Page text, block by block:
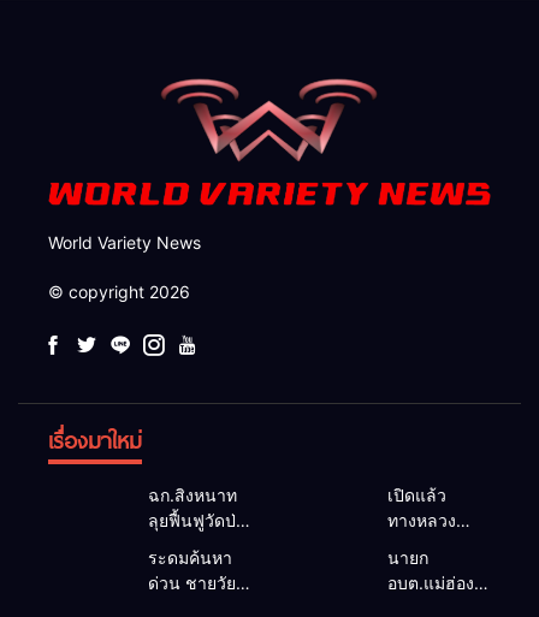
World Variety News
© copyright 2026
เรื่องมาใหม่
ฉก.สิงหนาท
ลุยฟื้นฟูวัดป่า
ถ้ำวัว ระดม
กำลังเคลียร์
ใต้สะพาน
เปิดแล้ว
ทางหลวง
ตามปกติ หลัง
คอสะพานแม่
ระดมค้นหา
ด่วน ชายวัย
นายก
อบต.แม่ฮ่องสอน